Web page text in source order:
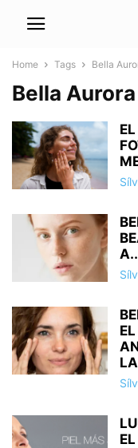
Home Tags Bella
Bella Aurora